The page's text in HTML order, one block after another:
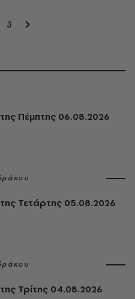
3
Πέμπτης 06.08.2026
Τετάρτης 05.08.2026
Τρίτης 04.08.2026